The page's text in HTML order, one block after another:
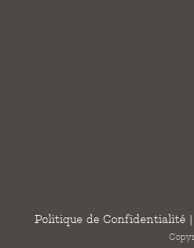
Politique de Confidentialité |